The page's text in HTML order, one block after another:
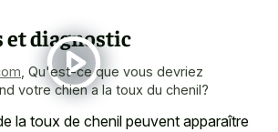
et diagnostic
Qu'est-ce que vous devriez
votre chien a la toux du chenil?
la toux de chenil peuvent apparaître